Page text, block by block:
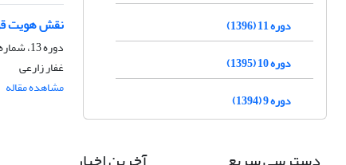
نقش هویت
دوره 13، شماره 47، تابستان 1398، صفحه
غفار زارعی
مشاهده مقاله
دوره 11 (1396)
دوره 10 (1395)
دوره 9 (1394)